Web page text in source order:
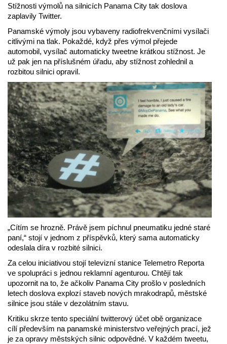
Stížnosti výmolů na silnicích Panama City tak doslova
zaplavily Twitter.
Panamské výmoly jsou vybaveny radiofrekvenčními vysílači
citlivými na tlak. Pokaždé, když přes výmol přejede
automobil, vysílač automaticky tweetne krátkou stížnost. Je
už pak jen na příslušném úřadu, aby stížnost zohlednil a
rozbitou silnici opravil.
„Cítím se hrozně. Právě jsem píchnul pneumatiku jedné staré
paní,“ stojí v jednom z příspěvků, který sama automaticky
odeslala díra v rozbité silnici.
Za celou iniciativou stojí televizní stanice Telemetro Reporta
ve spolupráci s jednou reklamní agenturou. Chtějí tak
upozornit na to, že ačkoliv Panama City prošlo v posledních
letech doslova explozí staveb nových mrakodrapů, městské
silnice jsou stále v dezolátním stavu.
Kritiku skrze tento speciální twitterový účet obě organizace
cílí především na panamské ministerstvo veřejných prací, jež
je za opravy městských silnic odpovědné. V každém tweetu,